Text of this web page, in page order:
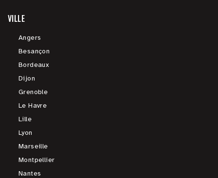
VILLE
Angers
Besançon
Bordeaux
Dijon
Grenoble
Le Havre
Lille
Lyon
Marseille
Montpellier
Nantes